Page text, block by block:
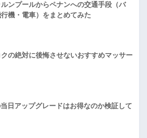
ンプールからペナンへの交通手段（バ
機・電車）をまとめてみた
の絶対に後悔させないおすすめマッサー
日アップグレードはお得なのか検証して